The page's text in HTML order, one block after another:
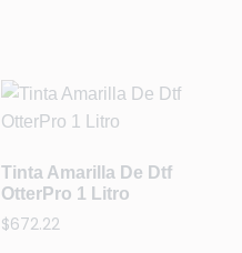
Tinta Amarilla De Dtf
OtterPro 1 Litro
$672.22